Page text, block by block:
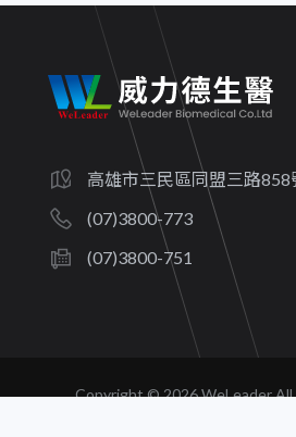
高雄市三民區同盟三路858
(07)3800-773
(07)3800-751
Copyright ©2026 WeLeader